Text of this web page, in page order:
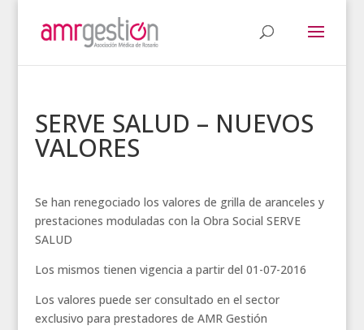
SERVE SALUD – NUEVOS
VALORES
Se han renegociado los valores de grilla de aranceles y
prestaciones moduladas con la Obra Social SERVE
SALUD
Los mismos tienen vigencia a partir del 01-07-2016
Los valores puede ser consultado en el sector
exclusivo para prestadores de AMR Gestión